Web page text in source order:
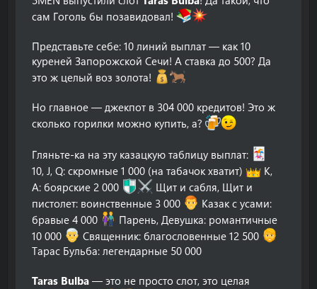
сам Гоголь бы позавидовал!
Представьте себе: 10 линий выплат — как 10
куреней Запорожской Сечи! А ставка до 500? Да
это ж целый воз золота!
Но главное — джекпот в 304 000 кредитов! Это ж
сколько горилки можно купить, а?
Гляньте-ка на эту казацкую таблицу выплат:
10, J, Q: скромные 1 000 (на табачок хватит)
K,
A: боярские 2 000
Щит и сабля, Щит и
пистолет: воинственные 3 000
Казак с усами:
бравые 4 000
Парень, Девушка: романтичные
10 000
Священник: благословенные 12 500
Тарас Бульба: легендарные 50 000
Taras Bulba — это не просто слот, это целая